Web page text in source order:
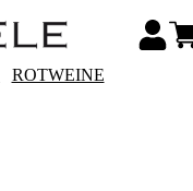
ROTWEINE